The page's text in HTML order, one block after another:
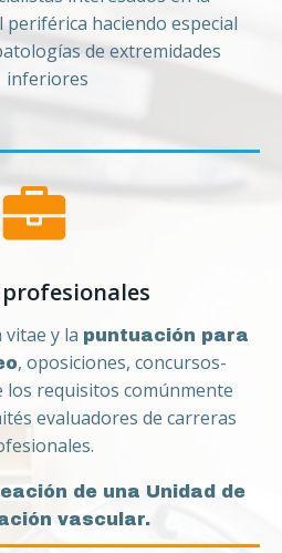
haciendo especial
de extremidades
inferiores
y la puntuación para
, oposiciones, concursos-
los requisitos comúnmente
evaluadores de carreras
de una Unidad de
vascular.